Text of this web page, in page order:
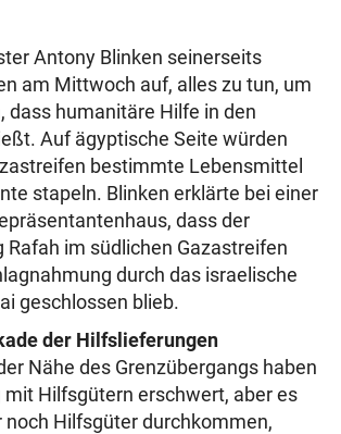
Antony Blinken seinerseits
am Mittwoch auf, alles zu tun, um
dass humanitäre Hilfe in den
Auf ägyptische Seite würden
bestimmte Lebensmittel
stapeln. Blinken erklärte bei einer
dass der
Rafah im südlichen Gazastreifen
durch das israelische
geschlossen blieb.
der Hilfslieferungen
Nähe des Grenzübergangs haben
mit Hilfsgütern erschwert, aber es
noch Hilfsgüter durchkommen,